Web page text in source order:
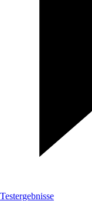
Testergebnisse